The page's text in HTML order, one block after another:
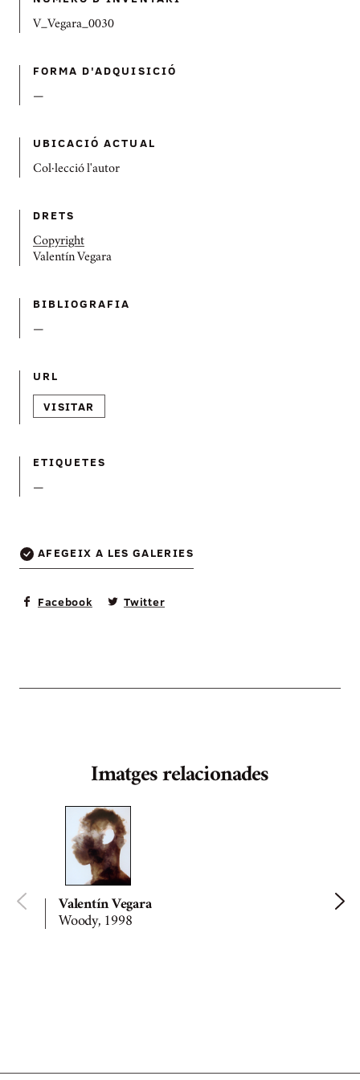
V_Vegara_0030
FORMA D'ADQUISICIÓ
—
UBICACIÓ ACTUAL
Col·lecció l'autor
DRETS
Copyright
Valentín Vegara
BIBLIOGRAFIA
—
URL
VISITAR
ETIQUETES
—
AFEGEIX A LES GALERIES
Facebook Twitter
Imatges relacionades
Valentín Vegara
Woody, 1998